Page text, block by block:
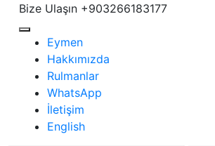
Bize Ulaşın +903266183177
Open
Button
Eymen
Hakkımızda
Rulmanlar
WhatsApp
İletişim
English